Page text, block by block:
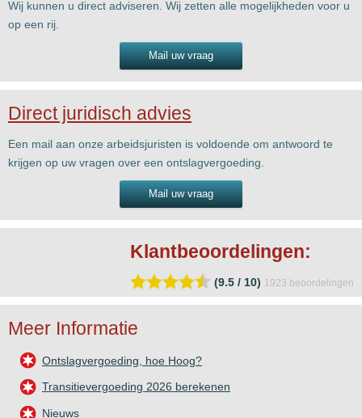
Wij kunnen u direct adviseren. Wij zetten alle mogelijkheden voor u
op een rij.
Mail uw vraag
Direct juridisch advies
Een mail aan onze arbeidsjuristen is voldoende om antwoord te
krijgen op uw vragen over een ontslagvergoeding.
Mail uw vraag
Klantbeoordelingen:
(9.5 / 10) 1923 beoordelingen
Meer Informatie
Ontslagvergoeding, hoe Hoog?
Transitievergoeding 2026 berekenen
Nieuws